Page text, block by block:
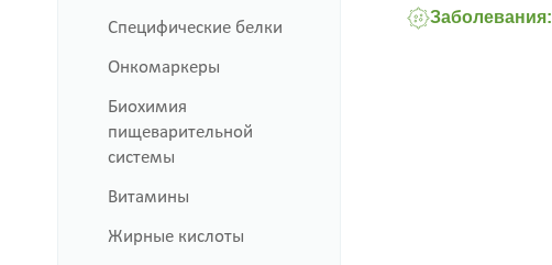
Специфические белки
Онкомаркеры
Биохимия
пищеварительной
системы
Витамины
Жирные кислоты
Заболевания: